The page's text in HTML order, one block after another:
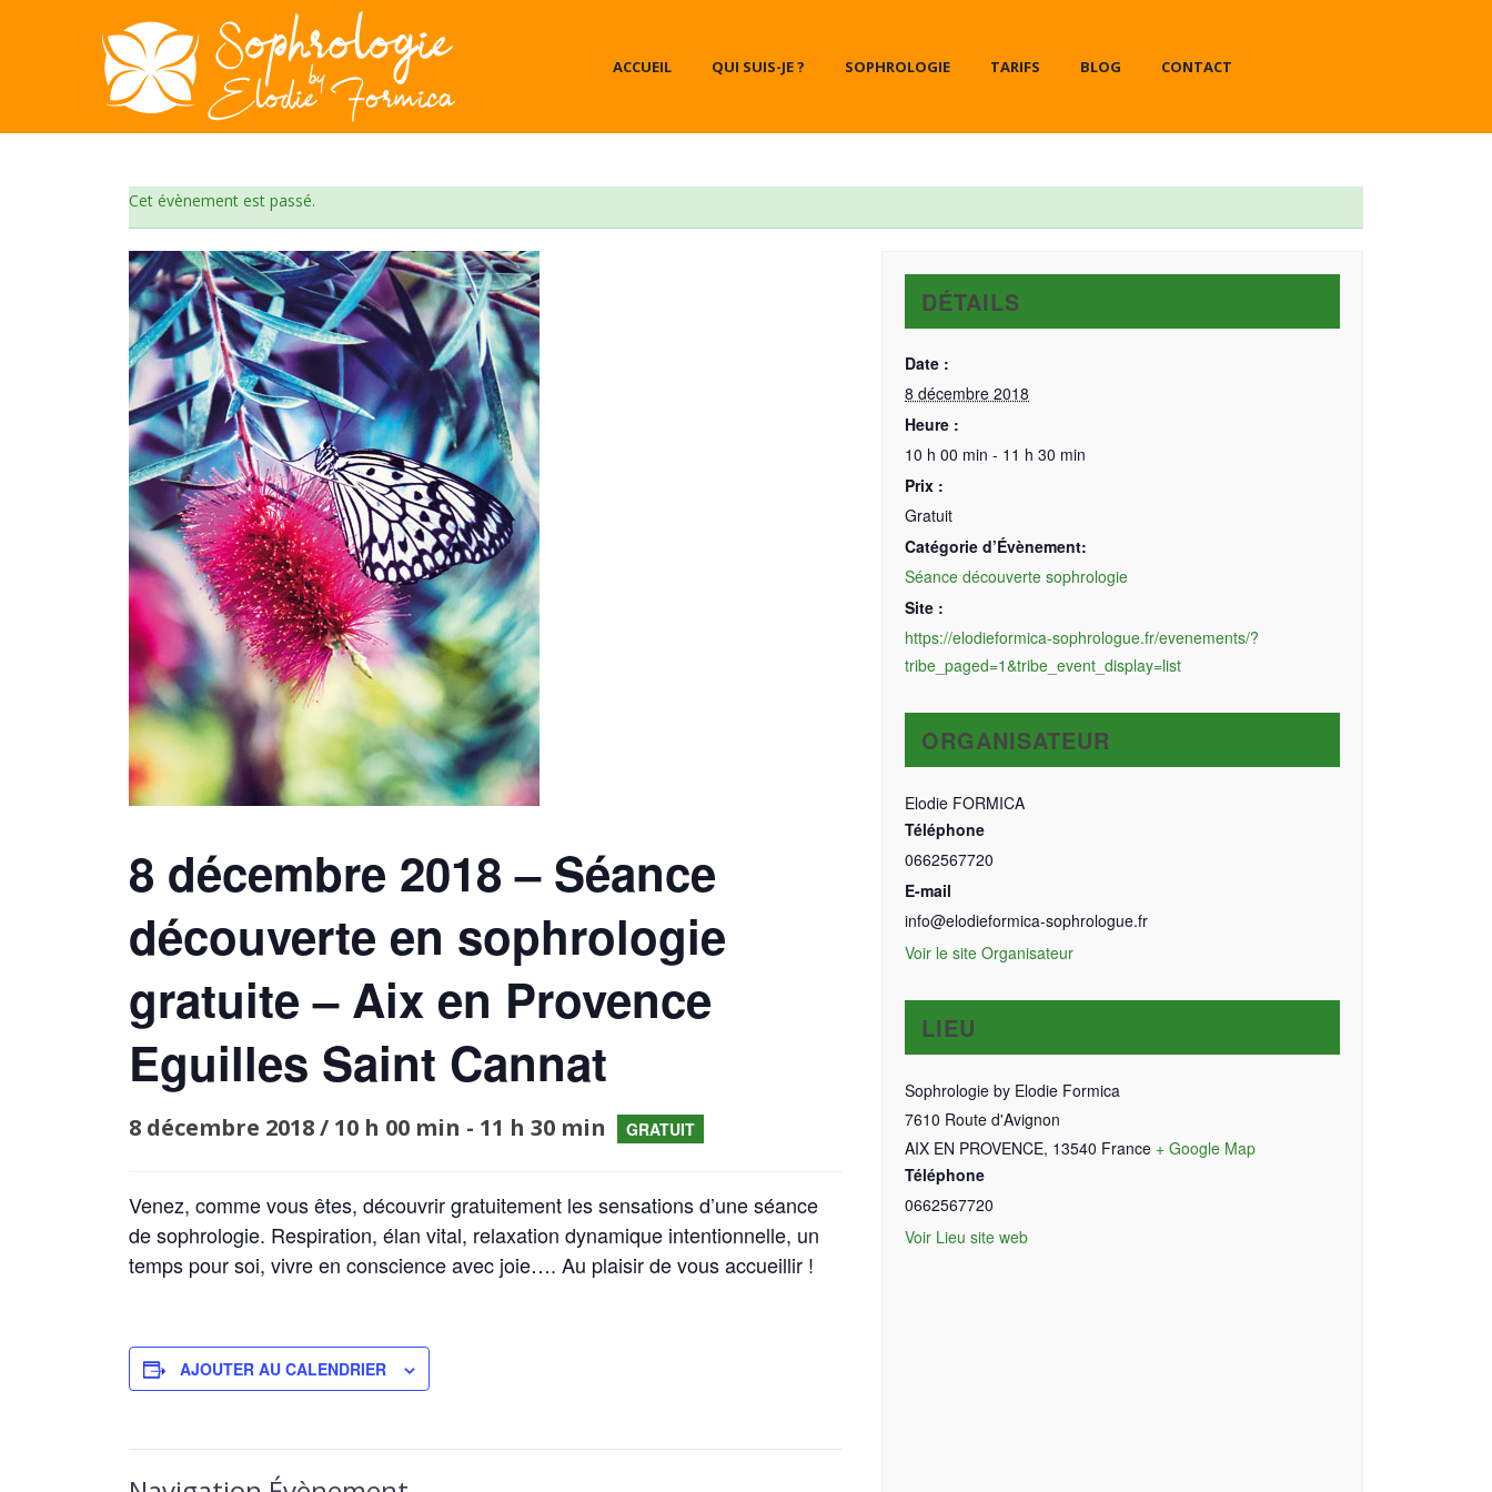
ACCUEIL QUI SUIS-JE ? SOPHROLOGIE TARIFS BLOG CONTACT
Cet évènement est passé.
8 décembre 2018 – Séance
découverte en sophrologie
gratuite – Aix en Provence
Eguilles Saint Cannat
8 décembre 2018 / 10 h 00 min - 11 h 30 min GRATUIT
Venez, comme vous êtes, découvrir gratuitement les sensations d’une séance
de sophrologie. Respiration, élan vital, relaxation dynamique intentionnelle, un
temps pour soi, vivre en conscience avec joie…. Au plaisir de vous accueillir !
AJOUTER AU CALENDRIER
DÉTAILS
Date :
8 décembre 2018
Heure :
10 h 00 min - 11 h 30 min
Prix :
Gratuit
Catégorie d’Évènement:
Séance découverte sophrologie
Site :
https://elodieformica-sophrologue.fr/evenements/?
tribe_paged=1&tribe_event_display=list
ORGANISATEUR
Elodie FORMICA
Téléphone
0662567720
E-mail
info@elodieformica-sophrologue.fr
Voir le site Organisateur
LIEU
Sophrologie by Elodie Formica
7610 Route d'Avignon
AIX EN PROVENCE, 13540 France + Google Map
Téléphone
0662567720
Voir Lieu site web